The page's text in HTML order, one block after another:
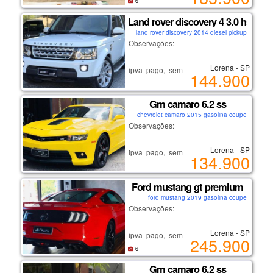
recém revisado.
carro de não fumante.
se interessou?
ligue: (12) 9/9633/8098
Land rover discovery 4 3.0 hse
land rover discovery 2014 diesel pickup
Observações:
ipva pago, sem multas ou débitos.
não é carro de leilão ou sinistro!
recém revisado.
carro de não fumante.
se interessou?
ligue: (12) 9/9633/8098
Lorena - SP
144.900
Gm camaro 6.2 ss
chevrolet camaro 2015 gasolina coupe
Observações:
ipva pago, sem multas ou débitos.
não é carro de leilão ou sinistro!
recém revisado.
carro de não fumante.
se interessou?
ligue: (12) 9/9633/8098
lorena-sp
Lorena - SP
134.900
Ford mustang gt premium
ford mustang 2019 gasolina coupe
Observações:
ipva pago, sem multas ou débitos.
não é carro de leilão ou sinistro!
recém revisado.
carro de não fumante.
Lorena - SP
245.900
6
Gm camaro 6.2 ss